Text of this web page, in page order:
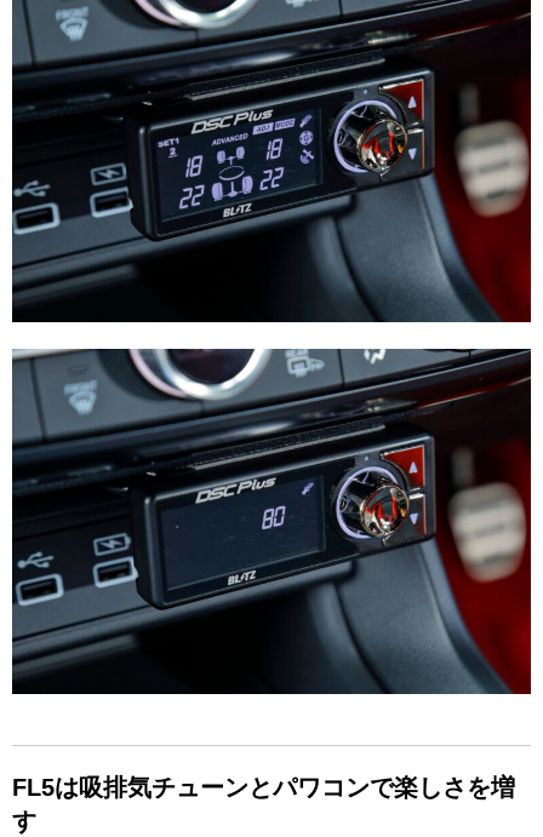
FL5は吸排気チューンとパワコンで楽しさを増
す